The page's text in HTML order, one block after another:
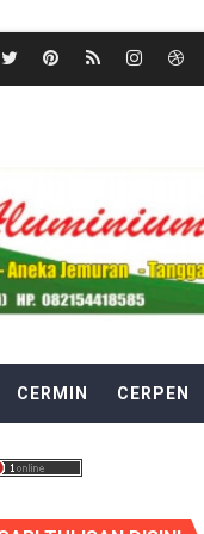
CERMIN CERPEN